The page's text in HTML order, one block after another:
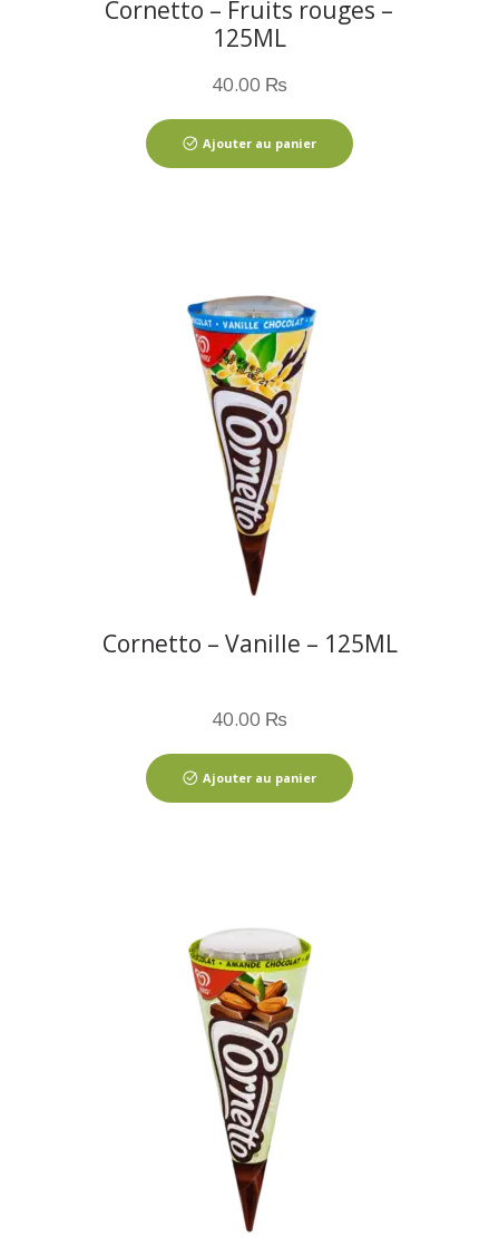
Cornetto – Fruits rouges –
125ML
40.00 ₨
Ajouter au panier
Cornetto – Vanille – 125ML
40.00 ₨
Ajouter au panier